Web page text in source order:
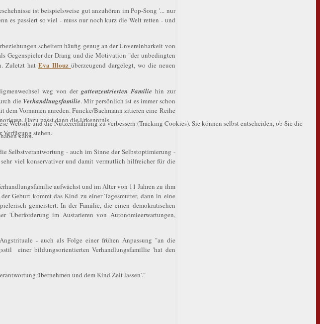
ist beispielsweise gut anzuhören im Pop-Song '... nur
es passiert so viel - muss nur noch kurz die Welt retten - und
scheitern häufig genug an der Unvereinbarkeit von
Gegenspieler der Drang und die Motivation "der unbedingten
Zuletzt hat Eva Illouz überzeugend dargelegt, wo die neuen
weg von der gattenzentrierten Familie hin zur
die Verhandlungsfamilie. Mir persönlich ist es immer schon
Vornamen anreden. Funcke/Bachmann zitieren eine Reihe
Dazu passt dann die Erkenntnis,
kann."
Selbstverantwortung - auch im Sinne der Selbstoptimierung -
viel konservativer und damit vermutlich hilfreicher für die
aufwächst und im Alter von 11 Jahren zu ihm
Geburt kommt das Kind zu einer Tagesmutter, dann in eine
gemeistert. In der Familie, die einen demokratischen
im Austarieren von Autonomieerwartungen,
- auch als Folge einer frühen Anpassung "an die
einer bildungsorientierten Verhandlungsfamillie 'hat den
übernehmen und dem Kind Zeit lassen'."
Website und die Nutzererfahrung zu verbessern (Tracking Cookies). Sie können selbst entscheiden, ob Sie die
Verfügung stehen.